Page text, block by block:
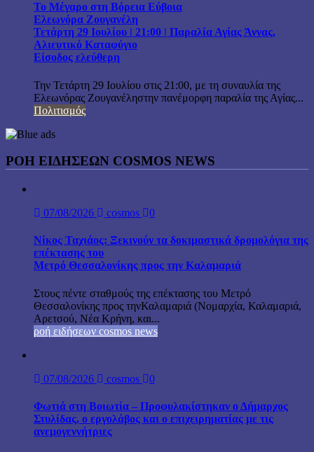
Το Μέγαρο στη Βόρεια Εύβοια
Ελεωνόρα Ζουγανέλη
Τετάρτη 29 Ιουλίου | 21:00 | Παραλία Αγίας Άννας,
Αλιευτικό Καταφύγιο
Είσοδος ελεύθερη
Την Τετάρτη 29 Ιουλίου στις 21:00, με τη συναυλία της
Ελεωνόρας Ζουγανέληστην πανέμορφη παραλία της Αγίας...
Πολιτισμός
ΡΟΗ ΕΙΔΗΣΕΩΝ COSMOS NEWS
07/08/2026 cosmos 0
Νίκος Ταχιάος: Ξεκινούν τα δοκιμαστικά δρομολόγια της
επέκτασης του
Μετρό Θεσσαλονίκης προς την Καλαμαριά
Στους πέντε σταθμούς της επέκτασης του Μετρό
Θεσσαλονίκης προς τηνΚαλαμαριά (Νομαρχία, Καλαμαριά,
Αρετσού, Νέα Κρήνη, και...
ροή ειδήσεων cosmos news
07/08/2026 cosmos 0
Φωτιά στη Βοιωτία – Προφυλακίστηκαν ο Δήμαρχος
Στυλίδας, ο εργολάβος και ο επιχειρηματίας με τις
ανεμογεννήτριες